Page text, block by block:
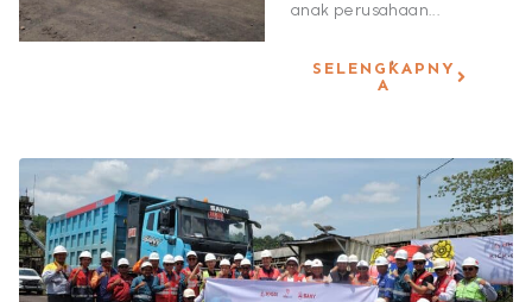
anak perusahaan...
SELENGKAPNY
A